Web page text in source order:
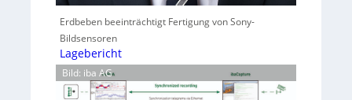
Erdbeben beeinträchtigt Fertigung von Sony-
Bildsensoren
Lagebericht
Bild: iba AG